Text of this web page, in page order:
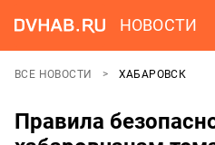
НОВОСТИ
ВСЕ НОВОСТИ ХАБАРОВСК
Правила